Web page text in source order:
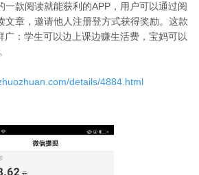
一款阅读就能获利的APP，用户可以通过阅
文章，邀请他人注册登方式获得奖励。这款
广：学生可以边上课边赚生活费，宝妈可以
details/4884.html